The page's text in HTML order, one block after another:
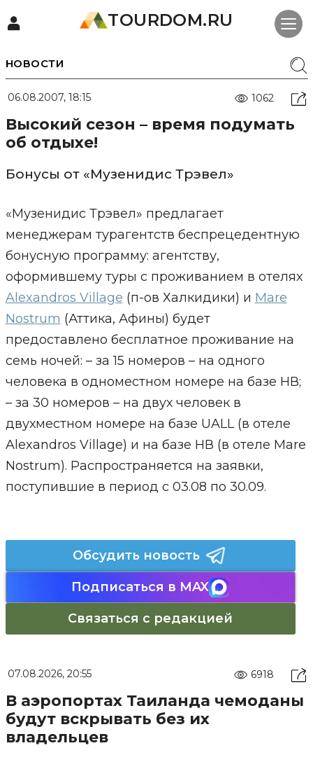
TOURDOM.RU
НОВОСТИ
06.08.2007, 18:15 1062
Высокий сезон – время подумать
об отдыхе!
Бонусы от «Музенидис Трэвел»
«Музенидис Трэвел» предлагает
менеджерам турагентств беспрецедентную
бонусную программу: агентству,
оформившему туры с проживанием в отелях
Alexandros Village (п-ов Халкидики) и Mare
Nostrum (Аттика, Афины) будет
предоставлено бесплатное проживание на
семь ночей: – за 15 номеров – на одного
человека в одноместном номере на базе НВ;
– за 30 номеров – на двух человек в
двухместном номере на базе UALL (в отеле
Alexandros Village) и на базе НВ (в отеле Mare
Nostrum). Распространяется на заявки,
поступившие в период с 03.08 по 30.09.
Обсудить новость
Подписаться в MAX
Связаться с редакцией
07.08.2026, 20:55 6918
В аэропортах Таиланда чемоданы
будут вскрывать без их
владельцев